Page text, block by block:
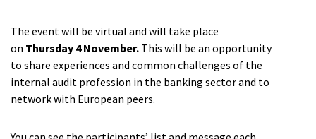
The event will be virtual and will take place
on Thursday 4 November. This will be an opportunity
to share experiences and common challenges of the
internal audit profession in the banking sector and to
network with European peers.